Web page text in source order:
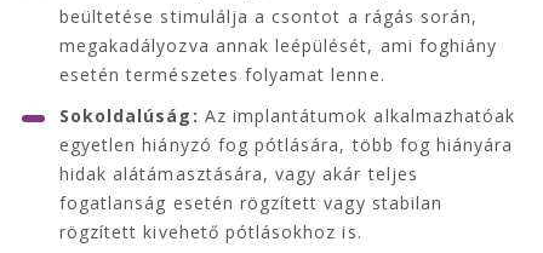
beültetése stimulálja a csontot a rágás során,
megakadályozva annak leépülését, ami foghiány
esetén természetes folyamat lenne.
Sokoldalúság: Az implantátumok alkalmazhatóak
egyetlen hiányzó fog pótlására, több fog hiányára
hidak alátámasztására, vagy akár teljes
fogatlanság esetén rögzített vagy stabilan
rögzített kivehető pótlásokhoz is.